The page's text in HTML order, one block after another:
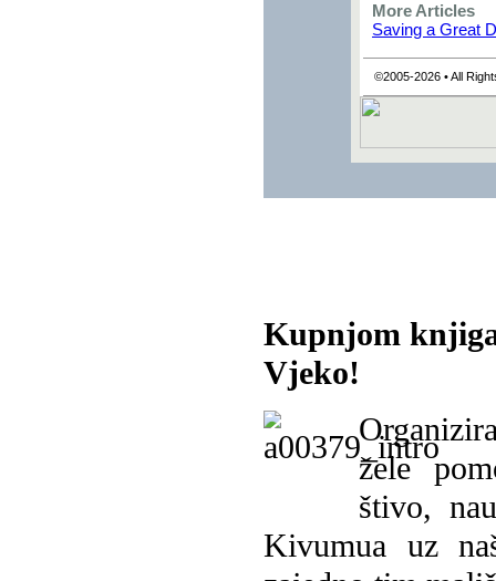
More Articles
Saving a Great
©2005-2026 • All
Kupnjom
Vjeko!
žele
štivo,
Kivumua uz